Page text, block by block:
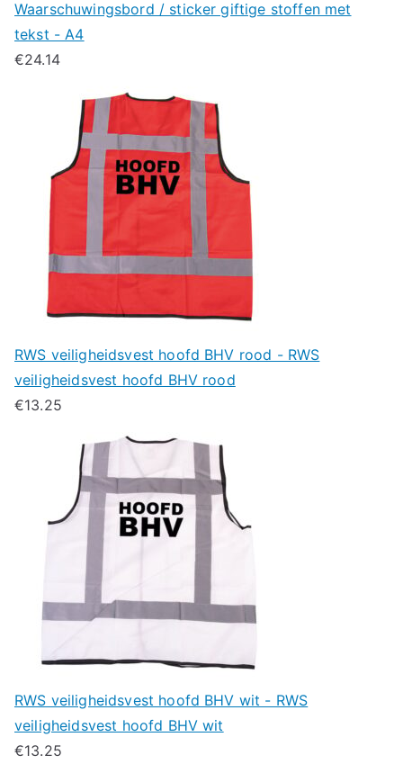
Waarschuwingsbord / sticker giftige stoffen met
tekst - A4
€24.14
RWS veiligheidsvest hoofd BHV rood - RWS
veiligheidsvest hoofd BHV rood
€13.25
RWS veiligheidsvest hoofd BHV wit - RWS
veiligheidsvest hoofd BHV wit
€13.25